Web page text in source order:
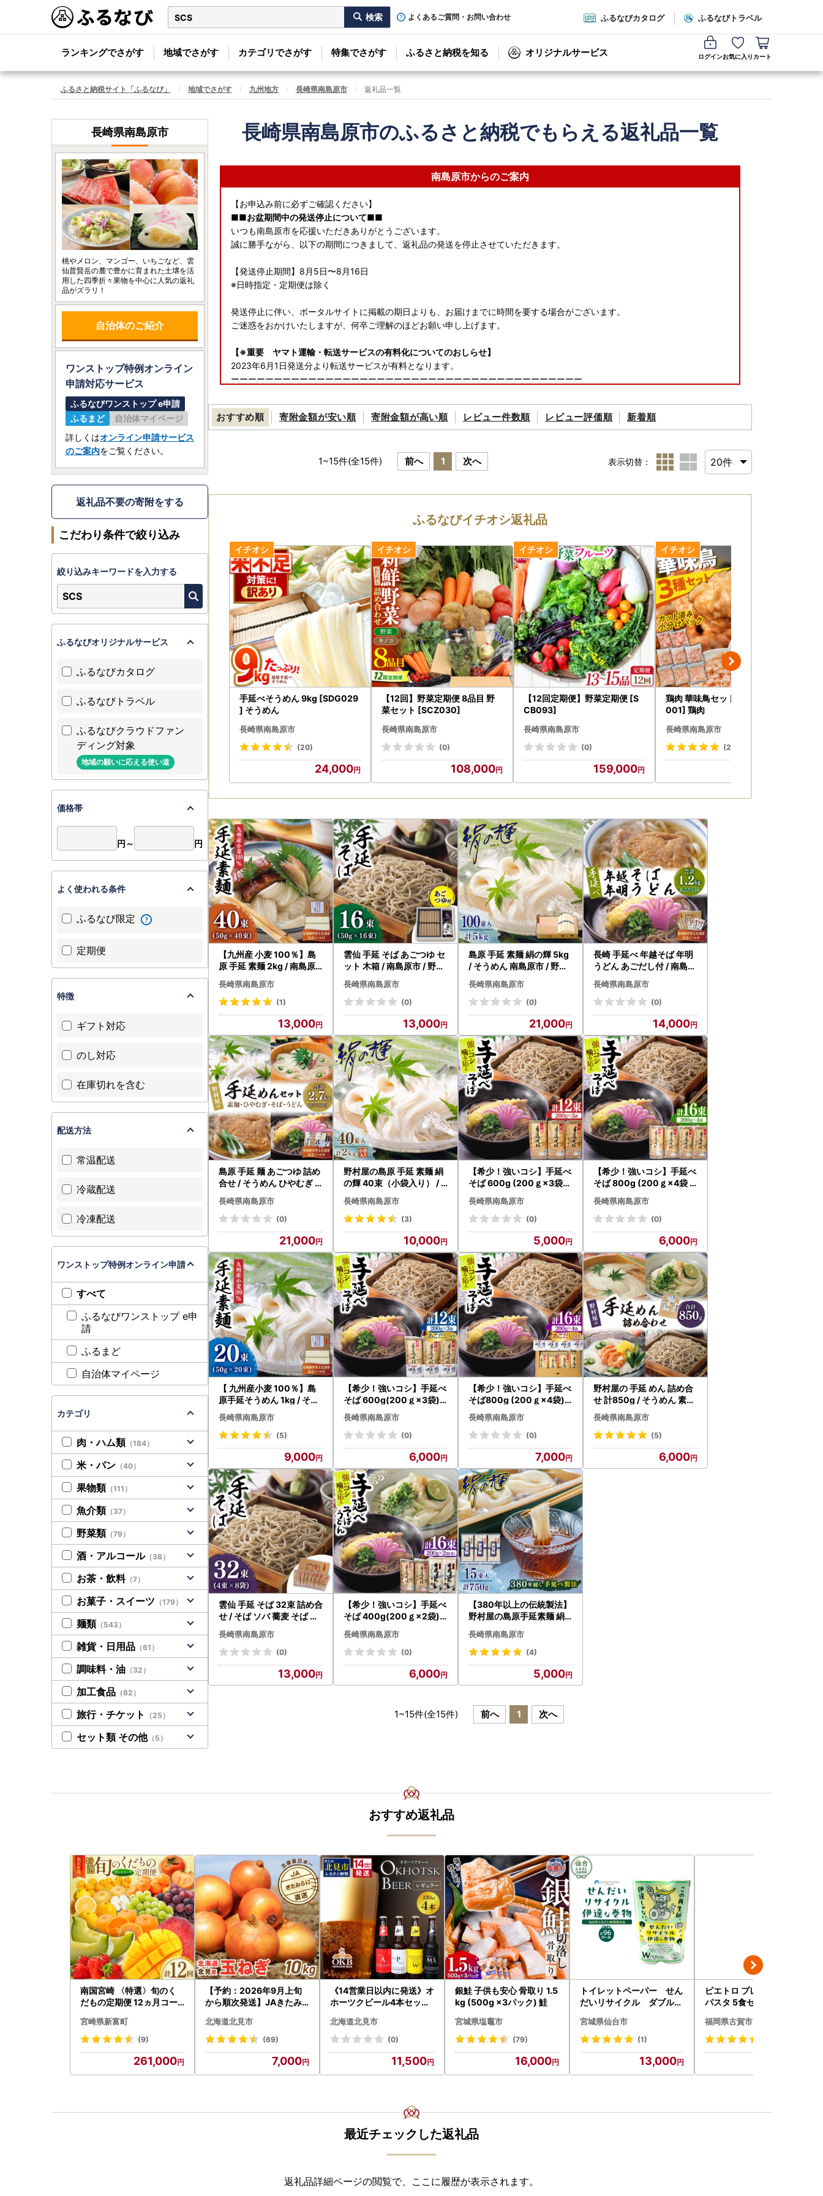
よくあるご質問・お問い合わせ ふるなびカタログ ふるなびトラベル
ランキングでさがす 地域でさがす カテゴリでさがす 特集でさがす ふるさと納税を知る オリジナルサービス ログインお気に入り カート
ふるさと納税サイト「ふるなび」 地域でさがす 九州地方 長崎県南島原市 返礼品一覧
長崎県南島原市のふるさと納税でもらえる返礼品一覧
南島原市からのご案内
【お申込み前に必ずご確認ください】
■■お盆期間中の発送停止について■■
いつも南島原市を応援いただきありがとうございます。
誠に勝手ながら、以下の期間につきまして、返礼品の発送を停止させていただきます。
【発送停止期間】8月5日〜8月16日
※日時指定・定期便は除く
発送停止に伴い、ポータルサイトに掲載の期日よりも、お届けまでに時間を要する場合がございます。
ご迷惑をおかけいたしますが、何卒ご理解のほどお願い申し上げます。
【※重要 ヤマト運輸・転送サービスの有料化についてのおしらせ】
2023年6月1日発送分より転送サービスが有料となります。
ーーーーーーーーーーーーーーーーーーーーーーーーーーーーーーーーーーーーーーーーー
送り状記載のお届け先から変更後のお届け先までの運賃（定価・着払い）を収受いたします。※ヤマト運輸HPより抜粋
ーーーーーーーーーーーーーーーーーーーーーーーーーーーーーーーーーーーーーーーーー
お届け先が変更となる場合は、事前に当市へご連絡をお願いいたします。
【書類の発送について（年末年始以外）】
※重要※返礼品とは別に、ご入金確認後2週間以内に発送いたします。
【ワンストップ特例申請アプリ『IAM＜アイアム＞』のお知らせ】
スマホのみでワンストップ特例申請を完結できるアプリ『IAM＜アイアム＞』と『ふるまど』をご利用いただくことで、スマホや
パソコンで複数自治体の管理やワンストップ特例申請ができるようになりました。
詳細についてはこちらをご確認ください。
【返礼品のお届けについて】
・返礼品につきましては、提供事業者より直接お届け致します。
なお、納期につきましては、返礼品によって異なりますので、商品ページをご確認ください。
（状況によっては、お申込み過多により掲載の配送期日よりお時間がかかる場合がございますので、予めご了承ください。）
発送が完了いたしましたら、メールにてお荷物の問い合わせ番号をお知らせいたします。
出荷のタイミングによって、返礼品の到着とメールが前後する場合がございます、何卒ご了承ください。
※お名前に旧字体または機種依存文字などが含まれている場合、当市からお送りするメールにおいて、システム上一部のメールソ
フトにて文字化けが発生する可能性がございます。
何卒ご了承ください。
お寄せいただいた個人情報は、寄附金の受付、入金及び返礼品発送に係る確認・連絡、各種お問い合わせ、寄附の使い道のお知ら
せの広報等に利用するものであり、
それ以外の目的で使用するものではありません。返礼品発送に関して、必要最低限の範囲において返礼品取扱い事業者に通知しま
【南島原市で開催されるイベント情報】
感謝塔・尊敬塔などが設置され、精霊流しやステージイベント、花火大会が予定されております。
皆様お誘いあわせの上ご来場ください。
2026年8月22日（土）
14:00～22:00
マリンパークありえ
【ふるさと納税の対象となる地方団体の指定について】
南島原市は令和7年9月26日付総務大臣通知「ふるさと納税の対象となる地方団体の指定について（通知）」にて、地方税法（昭
和25年法律第226号）第37条の2第2項及び第314条の7第2項の規定に基づき、ふるさと納税の対象となる地方団体として指定さ
れました。
指定対象期間は、令和7年10月1日から令和8年9月30日までです。
＜ワンストップ特例申請書郵送先＞
-------------------------------------------------------
〒859-2211
長崎県南島原市西有家町里坊96番地2
南島原市役所 ふるさと応援寄附係 宛
-------------------------------------------------------
【南島原市ふるさと納税サポート室】
TEL：050-8885-0521
Mail：minamishimabara@steamship.co.jp
受付時間：9:30～17:00
※土日祝日及び年末年始を除く
※年末年始のお問い合わせにつきましては、
年明けより順次対応いたしますので、ご返信にお時間を頂戴いたします。
おすすめ順 寄附金額が安い順 寄附金額が高い順 レビュー件数順 レビュー評価順 新着順
1~15件(全15件) 前へ 1 次へ 表示切替：
ふるなびイチオシ返礼品
手延べそうめん 9kg [SDG029
] そうめん
長崎県南島原市
(20)
24,000
【12回】野菜定期便 8品目 野
菜セット [SCZ030]
長崎県南島原市
(0)
108,000
【12回定期便】野菜定期便 [S
CB093]
長崎県南島原市
(0)
159,000
鶏肉 華味鳥セット 2.4kg [SFS
001] 鶏肉
長崎県南島原市
(2)
【九州産 小麦 100％】島
原 手延 素麺 2kg / 南島原
市 / 野村屋 [SCS005]
長崎県南島原市
(1)
13,000
雲仙 手延 そば あごつゆ セ
ット 木箱 / 南島原市 / 野村
屋 [SCS002]
長崎県南島原市
(0)
13,000
島原 手延 素麺 絹の輝 5kg
/ そうめん 南島原市 / 野村
屋 [SCS006]
長崎県南島原市
(0)
21,000
長崎 手延べ 年越そば 年明
うどん あごだし付 / 南島原
市 / 野村屋 [SCS003]
長崎県南島原市
(0)
14,000
島原 手延 麺 あごつゆ 詰め
合せ / そうめん ひやむぎ
うどん そば 南島原市 / 野
村屋 [SCS007]
長崎県南島原市
(0)
21,000
野村屋の島原 手延 素麺 絹
の輝 40束（小袋入り） /
そうめん 南島原市 / 野村屋
[SCS009]
長崎県南島原市
(3)
10,000
【希少！強いコシ】手延べ
そば 600g (200ｇ×3袋) /
蕎麦 ソバ そば 乾麺 麺 / 南
島原市 / 野村屋[SCS014]
長崎県南島原市
(0)
5,000
【希少！強いコシ】手延べ
そば 800g (200ｇ×4袋 )
/ 蕎麦 ソバ そば 乾麺 麺 /
南島原市 / 野村屋[SCS015
]
長崎県南島原市
(0)
6,000
【 九州産小麦 100％】島
原手延そうめん 1kg / そう
めん 素麺 麺 乾麺 / 南島原
市 / 野村屋 [SCS004]
長崎県南島原市
(5)
9,000
【希少！強いコシ】手延べ
そば 600g(200ｇ×3袋)
あごだし10ｇ×3袋 / つ
ゆ付き 蕎麦 ソバ そば 乾麺
麺 / 南島原市 / 野村屋[SCS
017]
長崎県南島原市
(0)
6,000
【希少！強いコシ】手延べ
そば800g (200ｇ×4袋)
あごだし10ｇ×4袋 / つ
ゆ付き 蕎麦 ソバ そば 乾麺
麺 / 南島原市 / 野村屋[SCS
018]
長崎県南島原市
(0)
7,000
野村屋の 手延 めん 詰め合
せ 計850g / そうめん 素麺
ひやむぎ うどん そば 麺 乾
麺 / 南島原市 / 野村屋 [SC
S008]
長崎県南島原市
(5)
6,000
雲仙 手延 そば 32束 詰め合
せ / そば ソバ 蕎麦 そば ソ
バ ソバ 乾麺 麺 / 南島原市 /
野村屋 [SCS001]
長崎県南島原市
(0)
13,000
【希少！強いコシ】手延べ
そば 400g(200ｇ×2袋)
うどん 400g (200ｇ×2袋
) / 蕎麦 ソバ そば 乾麺 うど
ん 麺類 / 南島原市 / 野村屋
[SCS016]
長崎県南島原市
(0)
6,000
【380年以上の伝統製法】
野村屋の島原手延素麺 絹
の輝 15束（小袋入り） / そ
うめん ソーメン そうめん
手延べそうめん ソーメン
素麺 ソーメン / 南島原市 /
野村屋 [SCS010]
長崎県南島原市
(4)
5,000
1~15件(全15件) 前へ 1 次へ
長崎県南島原市
桃やメロン、マンゴー、いちごなど、雲
仙普賢岳の麓で豊かに育まれた土壌を活
用した四季折々果物を中心に人気の返礼
品がズラリ！
自治体のご紹介
ワンストップ特例オンライン
申請対応サービス
ふるなびワンストップ e申請
ふるまど
自治体マイページ
詳しくはオンライン申請サービス
のご案内をご覧ください。
返礼品不要の寄附をする
こだわり条件で絞り込み
絞り込みキーワードを入力する
ふるなびオリジナルサービス
ふるなびカタログ
ふるなびトラベル
ふるなびクラウドファン
ディング対象
地域の願いに応える使い道
価格帯
円～ 円
よく使われる条件
ふるなび限定
定期便
特徴
ギフト対応
のし対応
在庫切れを含む
配送方法
常温配送
冷蔵配送
冷凍配送
ワンストップ特例オンライン申請
すべて
ふるなびワンストップ e申
請
ふるまど
自治体マイページ
カテゴリ
肉・ハム類 （184）
米・パン （40）
果物類 （111）
魚介類 （37）
野菜類 （79）
酒・アルコール（38）
お茶・飲料（7）
お菓子・スイーツ （179）
麺類 （543）
雑貨・日用品 （61）
調味料・油 （32）
加工食品 （82）
旅行・チケット （25）
セット類 その他（5）
おすすめ返礼品
南国宮崎 〈特選〉旬のく
だもの定期便 12ヵ月コー
宮崎県新富町
(9)
261,000
【予約：2026年9月上旬
から順次発送】JAきたみ
g ( タマネギ たまねぎ 野菜
)【210-0003-2026】
北海道北見市
(69)
7,000
《14営業日以内に発送》オ
ホーツクビール4本セット
クラフトビール 瓶ビール
贈答 ギフト 贈り物 お中元
い プレゼント モルトビー
北海道北見市
(0)
11,500
銀鮭 子供も安心 骨取り 1.5
kg (500g ×3パック) 鮭
宮城県塩竈市
(79)
16,000
トイレットペーパー せん
だいリサイクル ダブル9
宮城県仙台市
(1)
13,000
ピエトロ プレミアム 冷凍
パスタ 5食セット パスタ
福岡県古賀市
最近チェックした返礼品
返礼品詳細ページの閲覧で、ここに履歴が表示されます。